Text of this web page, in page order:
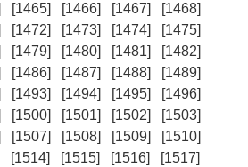
[1465] [1466] [1467]
[1468]
[1472] [1473] [1474]
[1475]
[1479] [1480] [1481]
[1482]
[1486] [1487] [1488]
[1489]
[1493] [1494] [1495]
[1496]
[1500] [1501] [1502]
[1503]
[1507] [1508] [1509]
[1510]
[1514] [1515] [1516]
[1517]